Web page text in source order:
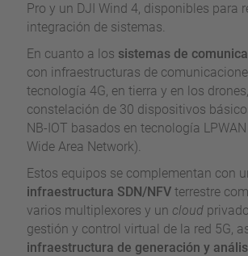
Pro y un DJI Wind 4, disponibles para
integración de sistemas.
En cuanto a los sistemas de
con infraestructuras de
tecnología 4G, en tierra y en los
constelación de 30 dispositivos
NB-IOT basados en tecnología
Wide Area Network).
Estos equipos se complementan con
infraestructura SDN/NFV terrestre
varios multiplexores y un cloud
gestión y control virtual de la red 5G,
infraestructura de generación y